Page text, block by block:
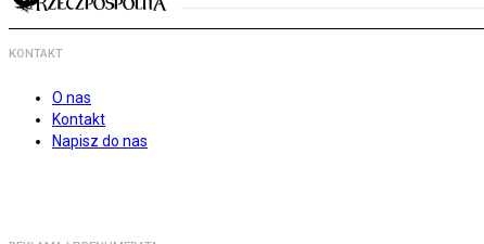
KONTAKT
O nas
Kontakt
Napisz do nas